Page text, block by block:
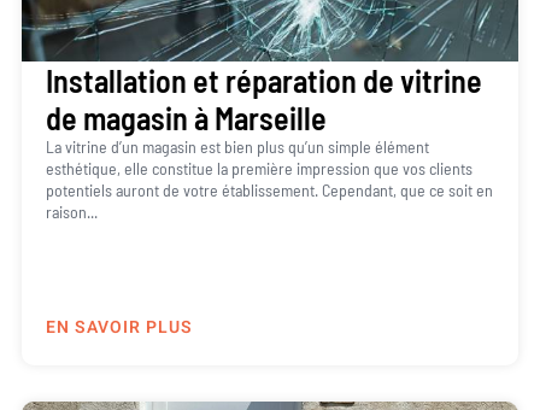
Installation et réparation de vitrine
de magasin à Marseille
La vitrine d’un magasin est bien plus qu’un simple élément
esthétique, elle constitue la première impression que vos clients
potentiels auront de votre établissement. Cependant, que ce soit en
raison...
EN SAVOIR PLUS